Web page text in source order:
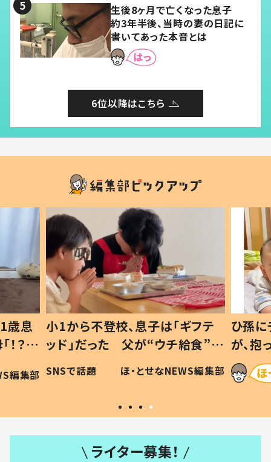
生後8ヶ月で亡くなった息子
約3年半後、当時の妻の日記に
書いてあった本音とは
6位以降はこちら
歳息
？」
編集部
小1から不登校、息子は「ギフテ
ッド」だった 父が“ウチ給食”を
作り続ける理由とは #令和の親
#令和の子
SNSで話題 ほ・とせなNEWS編集部
ひ孫
が、
「涙が
い」
ライター募集！